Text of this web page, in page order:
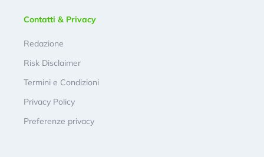
Contatti & Privacy
Redazione
Risk Disclaimer
Termini e Condizioni
Privacy Policy
Preferenze privacy